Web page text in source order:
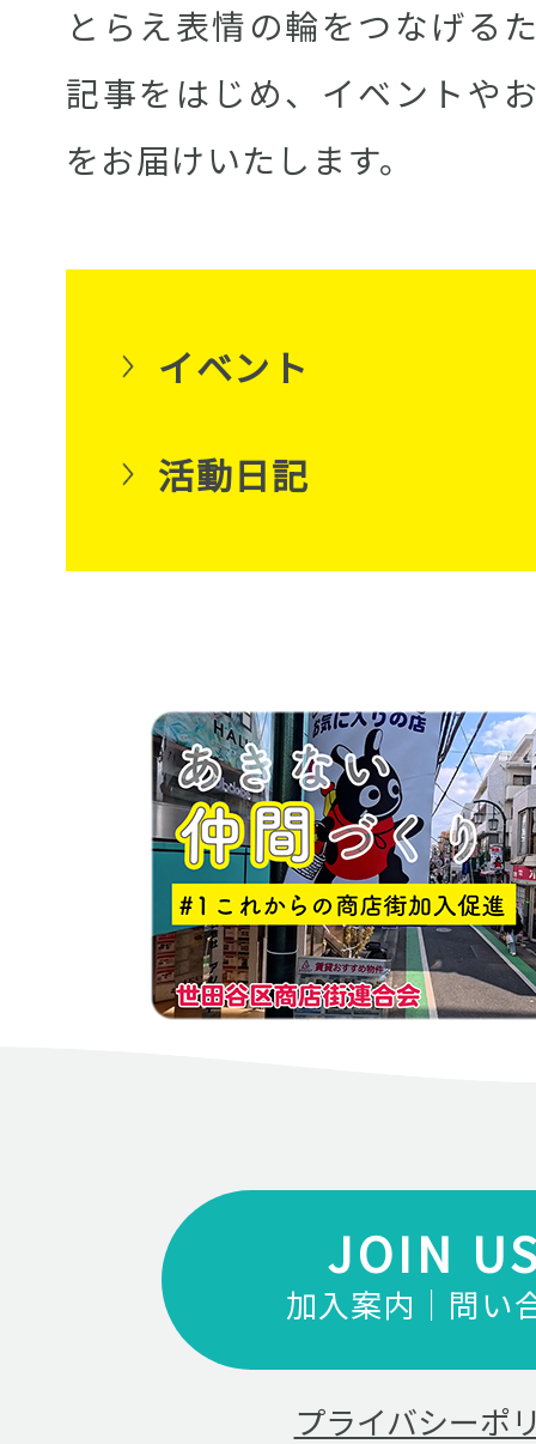
とらえ表情の輪をつなげる
記事をはじめ、イベントや
をお届けいたします。
イベント
活動日記
JOIN
加入案内｜問い
プライバシーポ